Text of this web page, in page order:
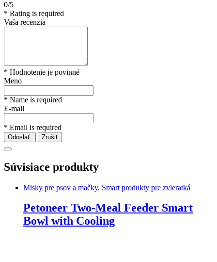
0/5
* Rating is required
Vaša recenzia
* Hodnotenie je povinné
Meno
* Name is required
E-mail
* Email is required
Odoslať Zrušiť
Súvisiace produkty
Misky pre psov a mačky, Smart produkty pre zvieratká
Petoneer Two-Meal Feeder Smart
Bowl with Cooling